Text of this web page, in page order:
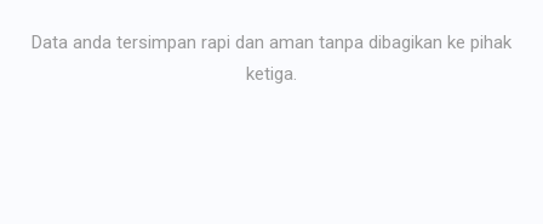
Data anda tersimpan rapi dan aman tanpa dibagikan ke pihak
ketiga.